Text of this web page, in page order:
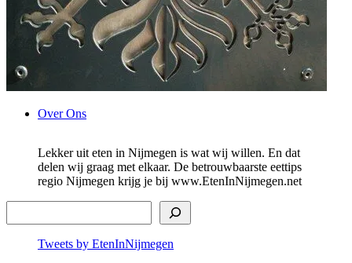
inhoud
Over Ons
Lekker uit eten in Nijmegen is wat wij willen. En dat
delen wij graag met elkaar. De betrouwbaarste eettips
regio Nijmegen krijg je bij www.EtenInNijmegen.net
Tweets by EtenInNijmegen